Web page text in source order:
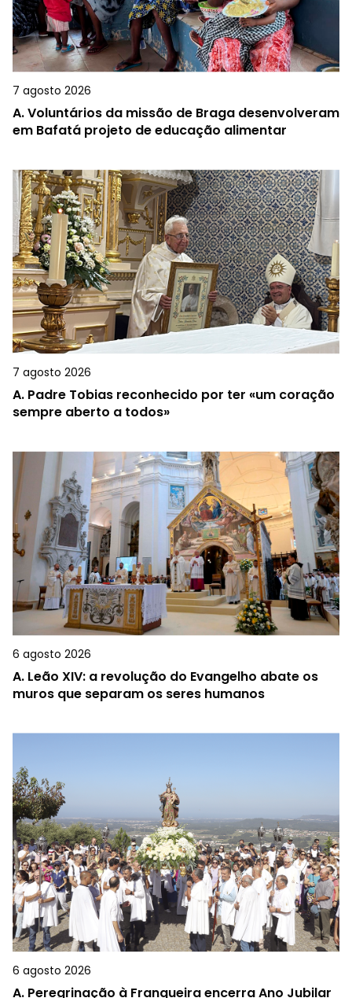
7 agosto 2026
A.Voluntários da missão de Braga desenvolveram
em Bafatá projeto de educação alimentar
7 agosto 2026
A. Padre Tobias reconhecido por ter «um coração
sempre aberto a todos»
6 agosto 2026
A. Leão XIV: a revolução do Evangelho abate os
muros que separam os seres humanos
6 agosto 2026
A. Peregrinação à Franqueira encerra Ano Jubilar